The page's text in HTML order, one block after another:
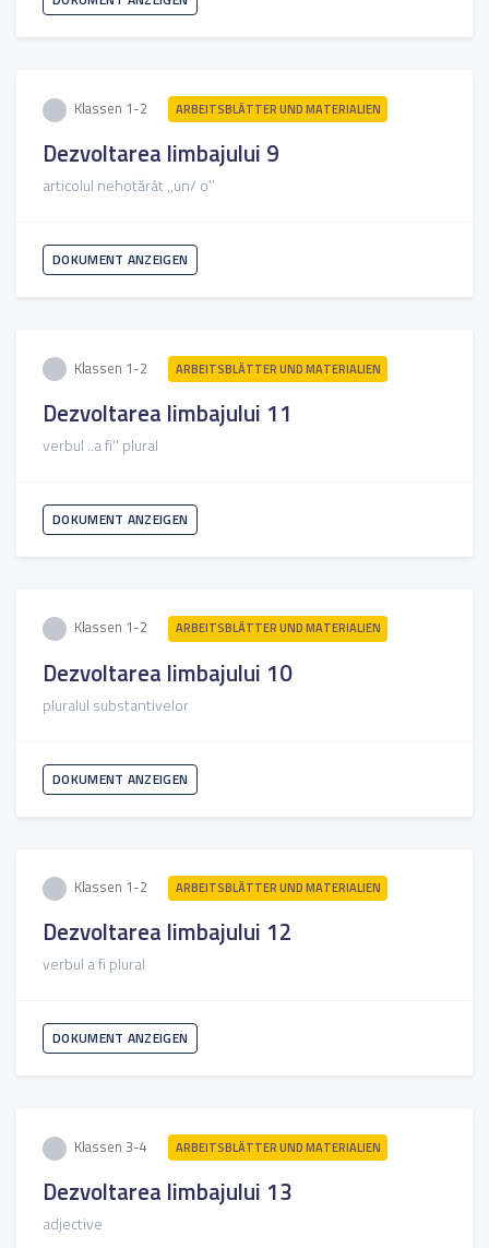
Klassen 1-2 ARBEITSBLÄTTER UND MATERIALIEN
Dezvoltarea limbajului 9
articolul nehotărât ,,un/ o''
DOKUMENT ANZEIGEN
Klassen 1-2 ARBEITSBLÄTTER UND MATERIALIEN
Dezvoltarea limbajului 11
verbul ..a fi'' plural
DOKUMENT ANZEIGEN
Klassen 1-2 ARBEITSBLÄTTER UND MATERIALIEN
Dezvoltarea limbajului 10
pluralul substantivelor
DOKUMENT ANZEIGEN
Klassen 1-2 ARBEITSBLÄTTER UND MATERIALIEN
Dezvoltarea limbajului 12
verbul a fi plural
DOKUMENT ANZEIGEN
Klassen 3-4 ARBEITSBLÄTTER UND MATERIALIEN
Dezvoltarea limbajului 13
adjective